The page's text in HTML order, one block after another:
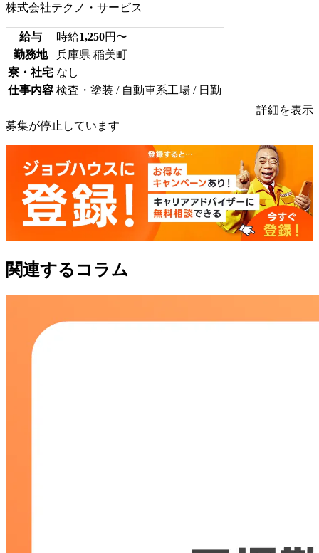
株式会社テクノ・サービス
給与 時給1,250円〜
勤務地
兵庫県 稲美町
寮・社宅 なし
仕事内容 検査・塗装 / 自動車系工場 / 日勤
詳細を表示
募集が停止しています
関連するコラム